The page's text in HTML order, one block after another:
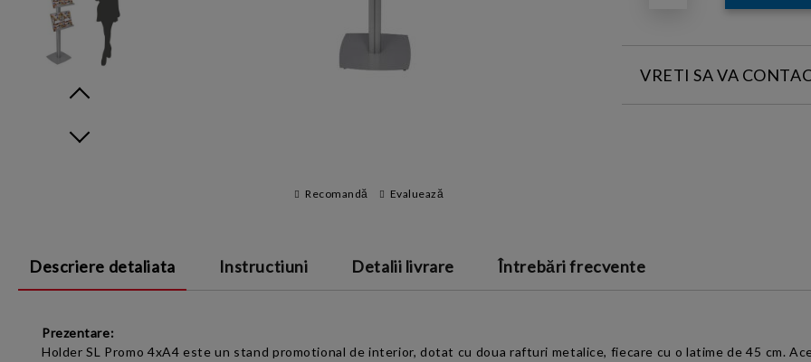
VRETI SA VA
Recomandă Evaluează
Descriere detaliata Instructiuni Detalii livrare Întrebări frecvente
Prezentare:
Holder SL Promo 4xA4 este un stand promotional de interior, dotat cu doua rafturi metalice, fiecare cu o latime de 45 cm.